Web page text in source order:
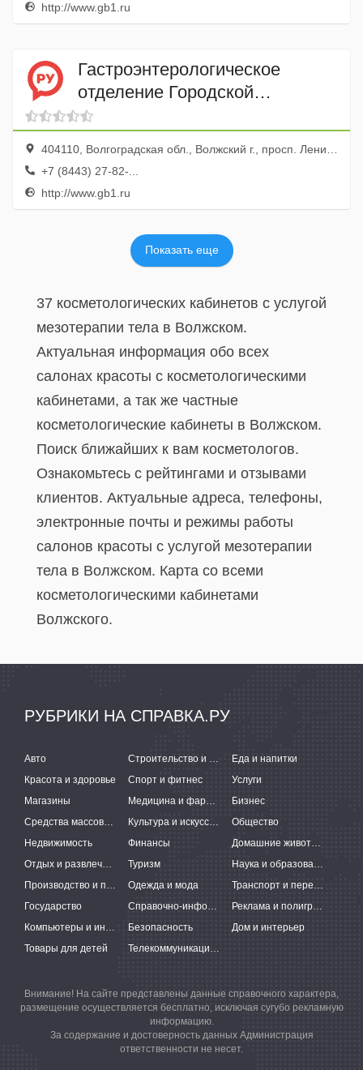
http://www.gb1.ru
Гастроэнтерологическое
отделение Городской
клинической больницы № 1
404110, Волгоградская обл., Волжский г., просп. Ленина, 137
+7 (8443) 27-82-...
http://www.gb1.ru
Показать еще
37 косметологических кабинетов с услугой
мезотерапии тела в Волжском.
Актуальная информация обо всех
салонах красоты с косметологическими
кабинетами, а так же частные
косметологические кабинеты в Волжском.
Поиск ближайших к вам косметологов.
Ознакомьтесь с рейтингами и отзывами
клиентов. Актуальные адреса, телефоны,
электронные почты и режимы работы
салонов красоты с услугой мезотерапии
тела в Волжском. Карта со всеми
косметологическими кабинетами
Волжского.
РУБРИКИ НА СПРАВКА.РУ
Авто Строительство и ремонт
Еда и напитки
Красота и здоровье
Спорт и фитнес
Услуги
Магазины
Медицина и фармацевтика
Бизнес
Средства массовой информации
Культура и искусство
Общество
Недвижимость
Финансы
Домашние животные
Отдых и развлечения
Туризм
Наука и образование
Производство и поставки
Одежда и мода
Транспорт и перевозки
Государство
Справочно-информационные системы
Реклама и полиграфия
Компьютеры и интернет
Безопасность
Дом и интерьер
Товары для детей
Телекоммуникации и связь
Внимание! На сайте представлены данные справочного характера,
размещение осуществляется бесплатно, исключая сугубо рекламную
информацию.
За содержание и достоверность данных Администрация
ответственности не несет.